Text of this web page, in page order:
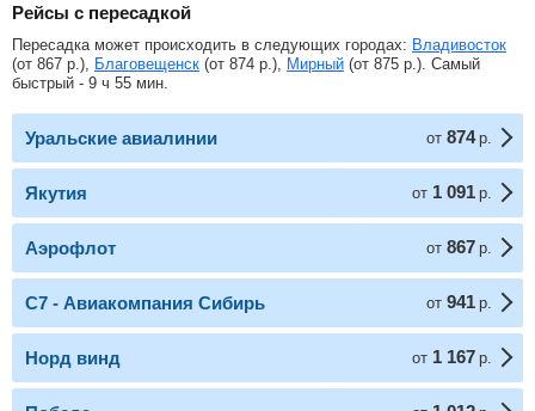
Рейсы с пересадкой
Пересадка может происходить в следующих городах: Владивосток
(от 867 р. ), Благовещенск (от 874 р. ), Мирный (от 875 р. ). Самый
быстрый - 9 ч 55 мин.
Уральские авиалинии от 874 р.
Якутия от 1 091 р.
Аэрофлот от 867 р.
С7 - Авиакомпания Сибирь от 941 р.
Норд винд от 1 167 р.